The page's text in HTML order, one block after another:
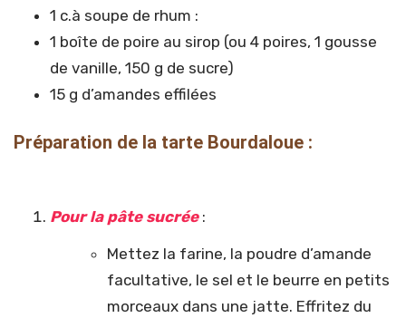
1 c.à soupe de rhum :
1 boîte de poire au sirop (ou 4 poires, 1 gousse
de vanille, 150 g de sucre)
15 g d’amandes effilées
Préparation de la tarte Bourdaloue :
Pour la pâte sucrée:
Mettez la farine, la poudre d’amande
facultative, le sel et le beurre en petits
morceaux dans une jatte. Effritez du